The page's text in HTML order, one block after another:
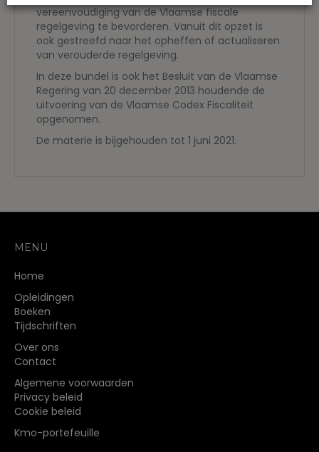
vereenvoudiging van de Vlaamse fiscale
regelgeving te bevorderen. Vanuit dit opzet is
ook gestreefd naar het opheffen of actualiseren
van verouderde regelgeving.
In deze bundel is ook het Besluit van de Vlaamse
Regering van 20 december 2013 houdende de
uitvoering van de Vlaamse Codex Fiscaliteit
opgenomen.
De materie is bijgehouden tot 1 juni 2021.
MENU
Home
Opleidingen
Boeken
Tijdschriften
Over ons
Contact
Algemene voorwaarden
Privacy beleid
Cookie beleid
Kmo-portefeuille